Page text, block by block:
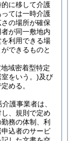
に移して介護
ては一時介護
の場所が確保
が同一敷地内
利用できる場
できるものと
域密着型特定
をいう。)及び
める。
護事業者は、
、規則で定め
務の体制、利
込者のサービ